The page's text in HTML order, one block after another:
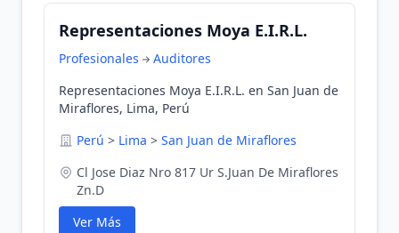
Representaciones Moya E.I.R.L.
Profesionales
Auditores
Representaciones Moya E.I.R.L. en San Juan de
Miraflores, Lima, Perú
Perú > Lima > San Juan de Miraflores
Cl Jose Diaz Nro 817 Ur S.Juan De Miraflores
Zn.D
Ver Más